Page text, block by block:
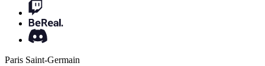
Paris Saint-Germain